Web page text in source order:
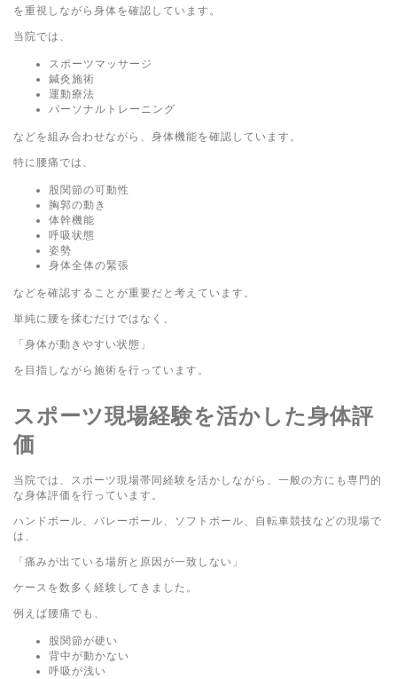
を重視しながら身体を確認しています。
当院では、
スポーツマッサージ
鍼灸施術
運動療法
パーソナルトレーニング
などを組み合わせながら、身体機能を確認しています。
特に腰痛では、
股関節の可動性
胸郭の動き
体幹機能
呼吸状態
姿勢
身体全体の緊張
などを確認することが重要だと考えています。
単純に腰を揉むだけではなく、
「身体が動きやすい状態」
を目指しながら施術を行っています。
スポーツ現場経験を活かした身体評
価
当院では、スポーツ現場帯同経験を活かしながら、一般の方にも専門的
な身体評価を行っています。
ハンドボール、バレーボール、ソフトボール、自転車競技などの現場で
は、
「痛みが出ている場所と原因が一致しない」
ケースを数多く経験してきました。
例えば腰痛でも、
股関節が硬い
背中が動かない
呼吸が浅い